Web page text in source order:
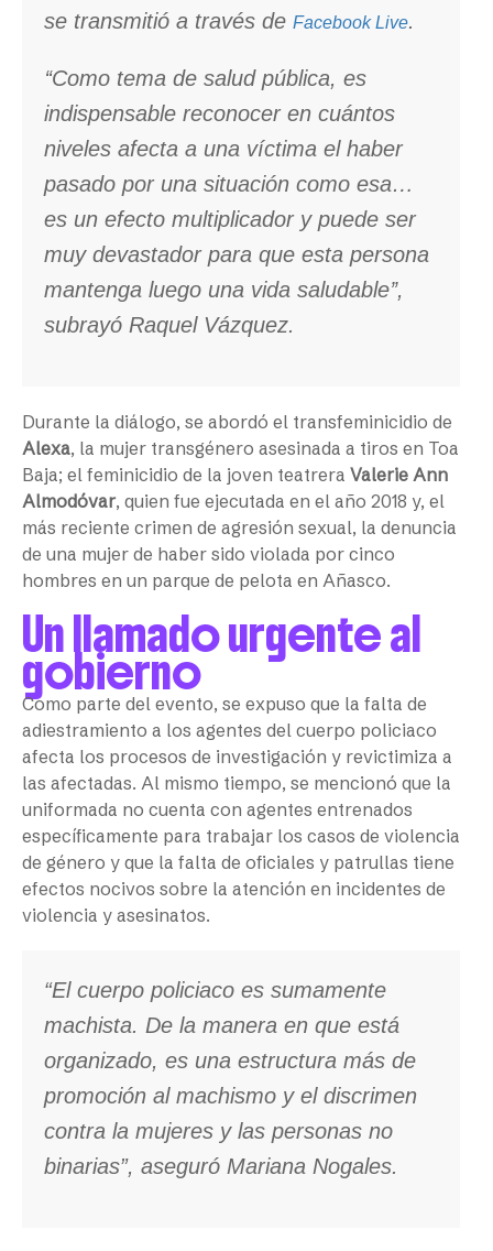
se transmitió a través de Facebook Live.
‘‘Como tema de salud pública, es
indispensable reconocer en cuántos
niveles afecta a una víctima el haber
pasado por una situación como esa…
es un efecto multiplicador y puede ser
muy devastador para que esta persona
mantenga luego una vida saludable’’,
subrayó Raquel Vázquez.
Durante la diálogo, se abordó el transfeminicidio de
Alexa, la mujer transgénero asesinada a tiros en Toa
Baja; el feminicidio de la joven teatrera Valerie Ann
Almodóvar, quien fue ejecutada en el año 2018 y, el
más reciente crimen de agresión sexual, la denuncia
de una mujer de haber sido violada por cinco
hombres en un parque de pelota en Añasco.
Un llamado urgente al
gobierno
Como parte del evento, se expuso que la falta de
adiestramiento a los agentes del cuerpo policiaco
afecta los procesos de investigación y revictimiza a
las afectadas. Al mismo tiempo, se mencionó que la
uniformada no cuenta con agentes entrenados
específicamente para trabajar los casos de violencia
de género y que la falta de oficiales y patrullas tiene
efectos nocivos sobre la atención en incidentes de
violencia y asesinatos.
“El cuerpo policiaco es sumamente
machista. De la manera en que está
organizado, es una estructura más de
promoción al machismo y el discrimen
contra la mujeres y las personas no
binarias”, aseguró Mariana Nogales.